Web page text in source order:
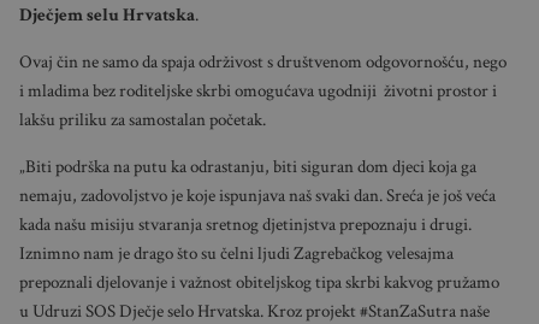
Dječjem selu Hrvatska.
Ovaj čin ne samo da spaja održivost s društvenom odgovornošću, nego
i mladima bez roditeljske skrbi omogućava ugodniji životni prostor i
lakšu priliku za samostalan početak.
„Biti podrška na putu ka odrastanju, biti siguran dom djeci koja ga
nemaju, zadovoljstvo je koje ispunjava naš svaki dan. Sreća je još veća
kada našu misiju stvaranja sretnog djetinjstva prepoznaju i drugi.
Iznimno nam je drago što su čelni ljudi Zagrebačkog velesajma
prepoznali djelovanje i važnost obiteljskog tipa skrbi kakvog pružamo
u Udruzi SOS Dječje selo Hrvatska. Kroz projekt #StanZaSutra naše